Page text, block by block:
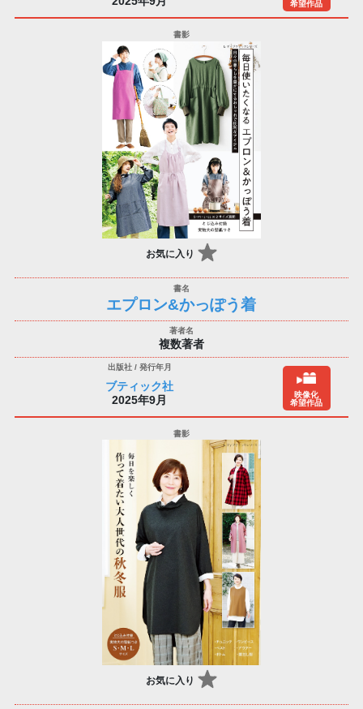
希望作品
お気に入り
エプロン&かっぽう着
複数著者
ブティック社
2025年9月
映像化
希望作品
お気に入り